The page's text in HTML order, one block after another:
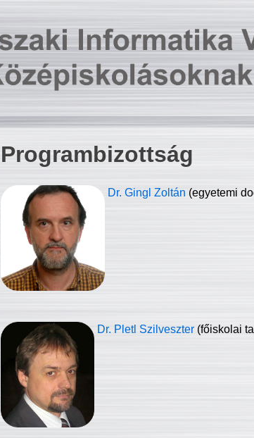
Programbizottság
Dr. Gingl Zoltán (egyetemi
Dr. Pletl Szilveszter (főiskolai